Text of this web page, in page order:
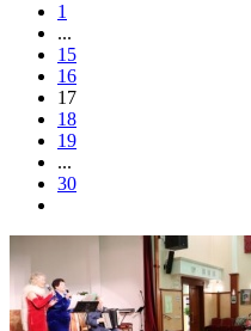
1
...
15
16
17
18
19
...
30